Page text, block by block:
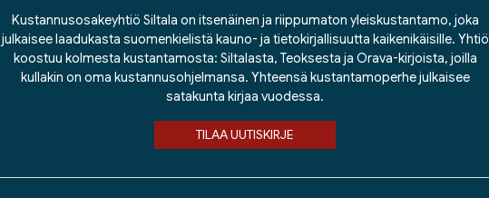
Kustannusosakeyhtiö Siltala on itsenäinen ja riippumaton yleiskustantamo, joka
julkaisee laadukasta suomenkielistä kauno- ja tietokirjallisuutta kaikenikäisille. Yhtiö
koostuu kolmesta kustantamosta: Siltalasta, Teoksesta ja Orava-kirjoista, joilla
kullakin on oma kustannusohjelmansa. Yhteensä kustantamoperhe julkaisee
satakunta kirjaa vuodessa.
TILAA UUTISKIRJE